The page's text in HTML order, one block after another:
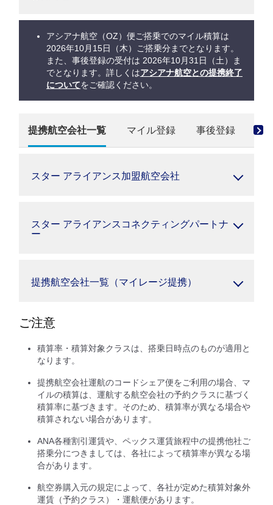
アシアナ航空（OZ）便ご搭乗でのマイル積算は
2026年10月15日（木）ご搭乗分までとなります。
また、事後登録の受付は 2026年10月31日（土）ま
でとなります。詳しくはアシアナ航空との提携終了
についてをご確認ください。
提携航空会社一覧 マイル登録 事後登録 マ
スター アライアンス加盟航空会社
スター アライアンスコネクティングパートナ
ー
提携航空会社一覧（マイレージ提携）
ご注意
積算率・積算対象クラスは、搭乗日時点のものが適用と
なります。
提携航空会社運航のコードシェア便をご利用の場合、マ
イルの積算は、運航する航空会社の予約クラスに基づく
積算率に基づきます。そのため、積算率が異なる場合や
積算されない場合があります。
ANA各種割引運賃や、ペックス運賃旅程中の提携他社ご
搭乗分につきましては、各社によって積算率が異なる場
合があります。
航空券購入元の規定によって、各社が定めた積算対象外
運賃（予約クラス）・運航便があります。